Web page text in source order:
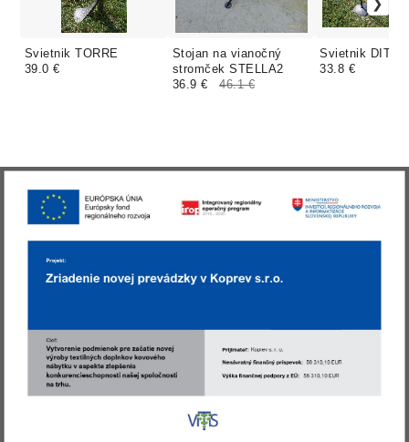
Svietnik TORRE
39.0 €
Stojan na vianočný
stromček STELLA2
36.9 € 46.1 €
Svietnik DITO
33.8 €